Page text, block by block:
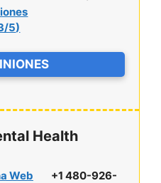
5)
Health
Web
+1 480-926-